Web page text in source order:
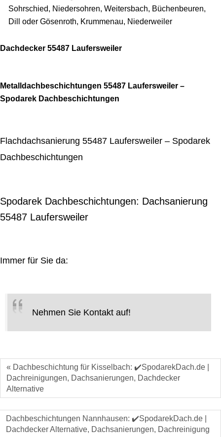
Sohrschied, Niedersohren, Weitersbach, Büchenbeuren,
Dill oder Gösenroth, Krummenau, Niederweiler
Dachdecker 55487 Laufersweiler
Metalldachbeschichtungen 55487 Laufersweiler –
Spodarek Dachbeschichtungen
Flachdachsanierung 55487 Laufersweiler – Spodarek
Dachbeschichtungen
Spodarek Dachbeschichtungen: Dachsanierung
55487 Laufersweiler
Immer für Sie da:
Nehmen Sie Kontakt auf!
« Dachbeschichtung für Kisselbach: ✔️SpodarekDach.de |
Dachreinigungen, Dachsanierungen, Dachdecker
Alternative
Dachbeschichtungen Nannhausen: ✔️SpodarekDach.de |
Dachdecker Alternative, Dachsanierungen, Dachreinigung